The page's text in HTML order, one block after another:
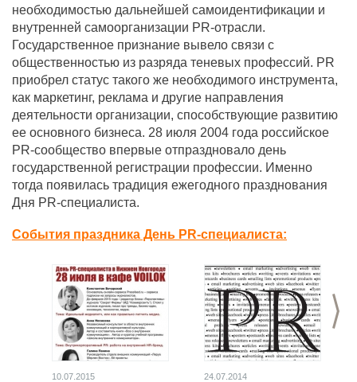
необходимостью дальнейшей самоидентификации и
внутренней самоорганизации PR-отрасли.
Государственное признание вывело связи с
общественностью из разряда теневых профессий. PR
приобрел статус такого же необходимого инструмента,
как маркетинг, реклама и другие направления
деятельности организации, способствующие развитию
ее основного бизнеса. 28 июля 2004 года российское
PR-сообщество впервые отпраздновало день
государственной регистрации профессии. Именно
тогда появилась традиция ежегодного празднования
Дня PR-специалиста.
События праздника День PR-специалиста:
>
10.07.2015 24.07.2014